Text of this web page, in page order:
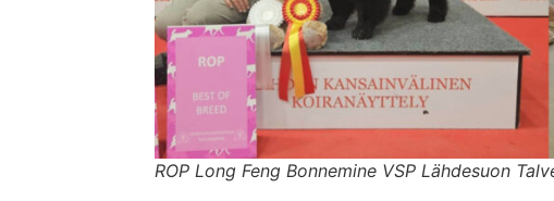
ROP Long Feng Bonnemine VSP Lähdesuon